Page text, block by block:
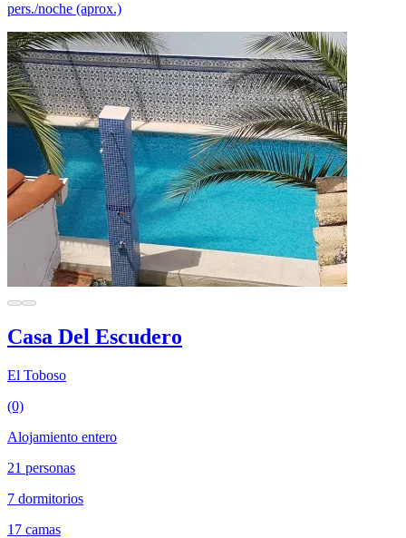
pers./noche (aprox.)
Casa Del Escudero
El Toboso
(0)
Alojamiento entero
21 personas
7 dormitorios
17 camas